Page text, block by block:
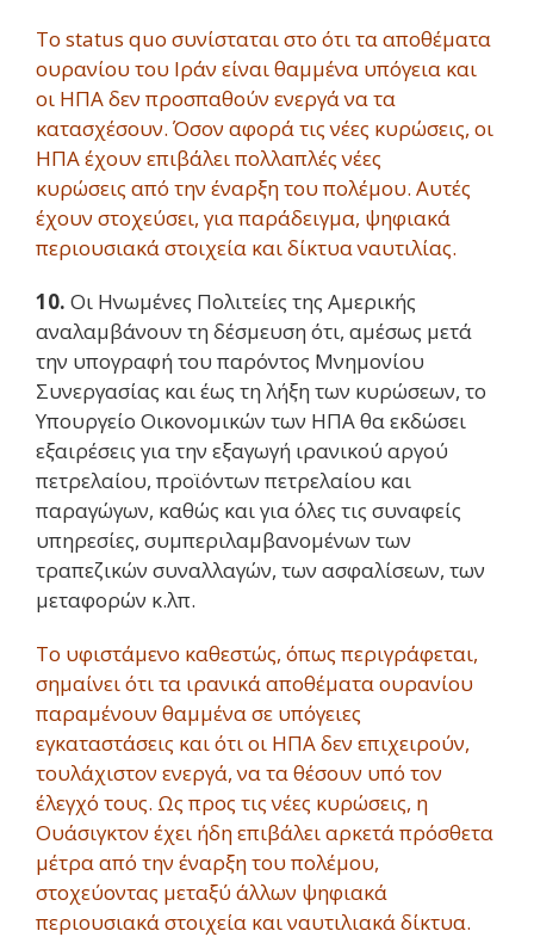
Το status quo συνίσταται στο ότι τα αποθέματα
ουρανίου του Ιράν είναι θαμμένα υπόγεια και
οι ΗΠΑ δεν προσπαθούν ενεργά να τα
κατασχέσουν. Όσον αφορά τις νέες κυρώσεις, οι
ΗΠΑ έχουν επιβάλει πολλαπλές νέες
κυρώσεις από την έναρξη του πολέμου. Αυτές
έχουν στοχεύσει, για παράδειγμα, ψηφιακά
περιουσιακά στοιχεία και δίκτυα ναυτιλίας.
10. Οι Ηνωμένες Πολιτείες της Αμερικής
αναλαμβάνουν τη δέσμευση ότι, αμέσως μετά
την υπογραφή του παρόντος Μνημονίου
Συνεργασίας και έως τη λήξη των κυρώσεων, το
Υπουργείο Οικονομικών των ΗΠΑ θα εκδώσει
εξαιρέσεις για την εξαγωγή ιρανικού αργού
πετρελαίου, προϊόντων πετρελαίου και
παραγώγων, καθώς και για όλες τις συναφείς
υπηρεσίες, συμπεριλαμβανομένων των
τραπεζικών συναλλαγών, των ασφαλίσεων, των
μεταφορών κ.λπ.
Το υφιστάμενο καθεστώς, όπως περιγράφεται,
σημαίνει ότι τα ιρανικά αποθέματα ουρανίου
παραμένουν θαμμένα σε υπόγειες
εγκαταστάσεις και ότι οι ΗΠΑ δεν επιχειρούν,
τουλάχιστον ενεργά, να τα θέσουν υπό τον
έλεγχό τους. Ως προς τις νέες κυρώσεις, η
Ουάσιγκτον έχει ήδη επιβάλει αρκετά πρόσθετα
μέτρα από την έναρξη του πολέμου,
στοχεύοντας μεταξύ άλλων ψηφιακά
περιουσιακά στοιχεία και ναυτιλιακά δίκτυα.